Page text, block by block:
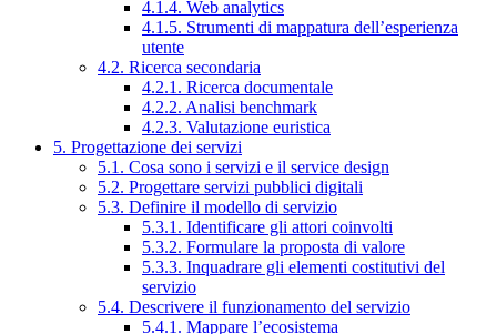
4.1.4. Web analytics
4.1.5. Strumenti di mappatura dell’esperienza
utente
4.2. Ricerca secondaria
4.2.1. Ricerca documentale
4.2.2. Analisi benchmark
4.2.3. Valutazione euristica
5. Progettazione dei servizi
5.1. Cosa sono i servizi e il service design
5.2. Progettare servizi pubblici digitali
5.3. Definire il modello di servizio
5.3.1. Identificare gli attori coinvolti
5.3.2. Formulare la proposta di valore
5.3.3. Inquadrare gli elementi costitutivi del
servizio
5.4. Descrivere il funzionamento del servizio
5.4.1. Mappare l’ecosistema